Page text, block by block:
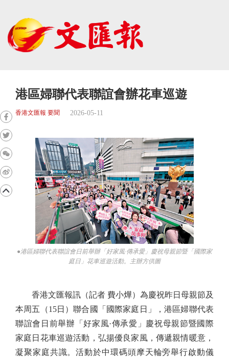
港區婦聯代表聯誼會辦花車巡遊
香港文匯報 要聞 2026-05-11
●港區婦聯代表聯誼會日前舉辦「好家風·傳承愛」慶祝母親節暨「國際家
庭日」花車巡遊活動。主辦方供圖
香港文匯報訊（記者 費小燁）為慶祝昨日母親節及
本周五（15日）聯合國「國際家庭日」，港區婦聯代表
聯誼會日前舉辦「好家風·傳承愛」慶祝母親節暨國際
家庭日花車巡遊活動，弘揚優良家風，傳遞親情暖意，
凝聚家庭共識。活動於中環碼頭摩天輪旁舉行啟動儀